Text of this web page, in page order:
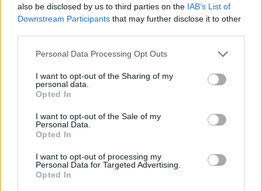
also be disclosed by us to third parties on the IAB’s List of
Downstream Participants that may further disclose it to other
Personal Data Processing Opt Outs
I want to opt-out of the Sharing of my
personal data.
Opted In
I want to opt-out of the Sale of my
Personal Data.
Opted In
I want to opt-out of processing my
Personal Data for Targeted Advertising.
Opted In
Joao Mario all'ingresso in campo nella sua prima
gara con la maglia del West Ham (getty)
valigia l'hanno presa in tanti. E se sei
fantallenatore verace, poi, alla fine, conta poco
se hai investito 1 o 100, l'amaro in bocca ti
(anche lui in Spagna) dopo essersi visto passare
davanti nelle gerarchie di Pioli molti giocatori. Un
addio che poteva essere anche preventivato
visto il minutaggio. Se ne vanno due elementi